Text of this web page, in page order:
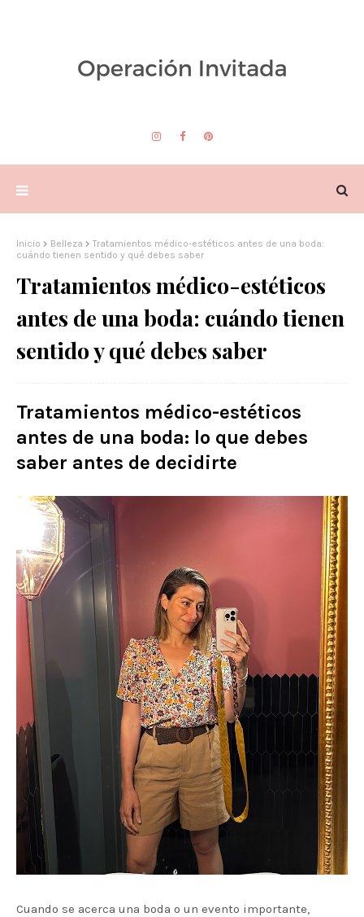
Inicio Belleza
Tratamientos médico-estéticos antes de una boda:
cuándo tienen sentido y qué debes saber
Tratamientos médico-estéticos
antes de una boda: cuándo tienen
sentido y qué debes saber
Tratamientos médico-estéticos
antes de una boda: lo que debes
saber antes de decidirte
Cuando se acerca una boda o un evento importante,